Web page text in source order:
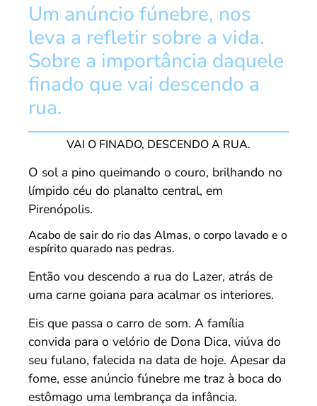
Um anúncio fúnebre, nos
leva a refletir sobre a vida.
Sobre a importância daquele
finado que vai descendo a
rua.
VAI O FINADO, DESCENDO A RUA.
O sol a pino queimando o couro, brilhando no
límpido céu do planalto central, em
Pirenópolis.
Acabo de sair do rio das Almas, o corpo lavado e o
espírito quarado nas pedras.
Então vou descendo a rua do Lazer, atrás de
uma carne goiana para acalmar os interiores.
Eis que passa o carro de som. A família
convida para o velório de Dona Dica, viúva do
seu fulano, falecida na data de hoje. Apesar da
fome, esse anúncio fúnebre me traz à boca do
estômago uma lembrança da infância.